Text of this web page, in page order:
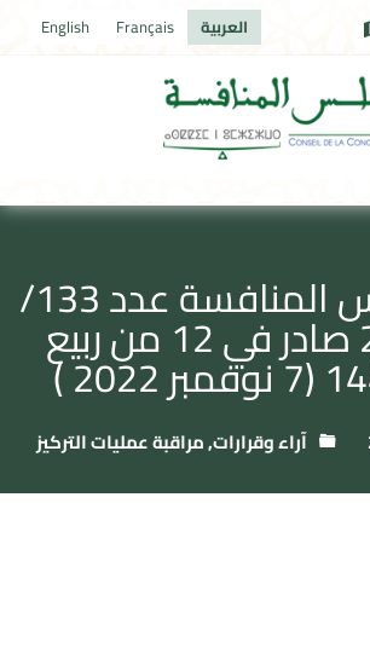
العربية Français
English
قرار لمجلس المنافسة عدد 133/
ق/2022 صادر في 12 من ربيع
آراء وقرارات,مراقبة عمليات التركيز